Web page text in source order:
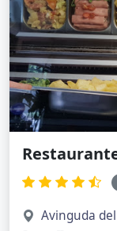
Avinguda